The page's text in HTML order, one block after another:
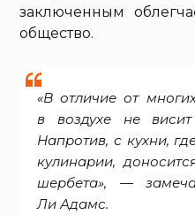
заключенным
общество.
«В отличие от
в воздухе не
Напротив, с кухни,
кулинарии,
шербета», —
Ли Адамс.